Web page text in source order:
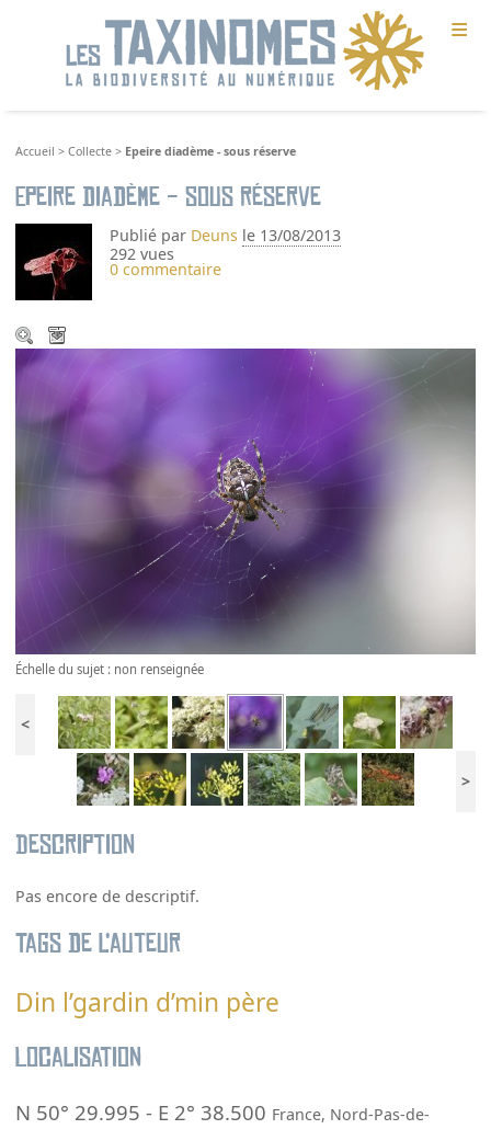
≡
Accueil >Collecte > Epeire diadème - sous réserve
Epeire diadème - sous réserve
Publié par Deuns le 13/08/2013
292 vues
0 commentaire
Échelle du sujet : non renseignée
<
>
Description
Pas encore de descriptif.
Tags de l’auteur
Din l’gardin d’min père
Localisation
N 50° 29.995 - E 2° 38.500 France, Nord-Pas-de-